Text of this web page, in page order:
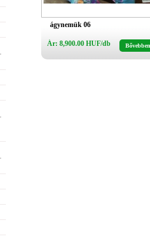
ágynemük 06
Ár: 8,900.00 HUF/db Bővebben